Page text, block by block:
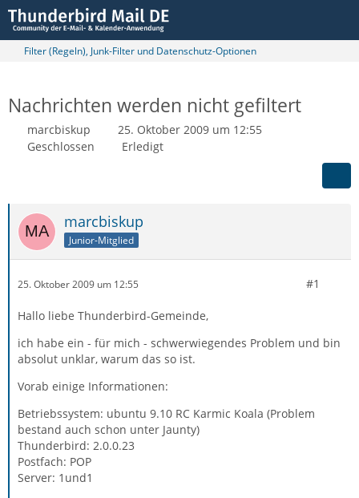
Filter (Regeln), Junk-Filter und Datenschutz-Optionen
Nachrichten werden nicht gefiltert
marcbiskup
25. Oktober 2009 um 12:55
Geschlossen
Erledigt
marcbiskup
Junior-Mitglied
25. Oktober 2009 um 12:55 #1
Hallo liebe Thunderbird-Gemeinde,
ich habe ein - für mich - schwerwiegendes Problem und bin
absolut unklar, warum das so ist.
Vorab einige Informationen:
Betriebssystem: ubuntu 9.10 RC Karmic Koala (Problem
bestand auch schon unter Jaunty)
Thunderbird: 2.0.0.23
Postfach: POP
Server: 1und1